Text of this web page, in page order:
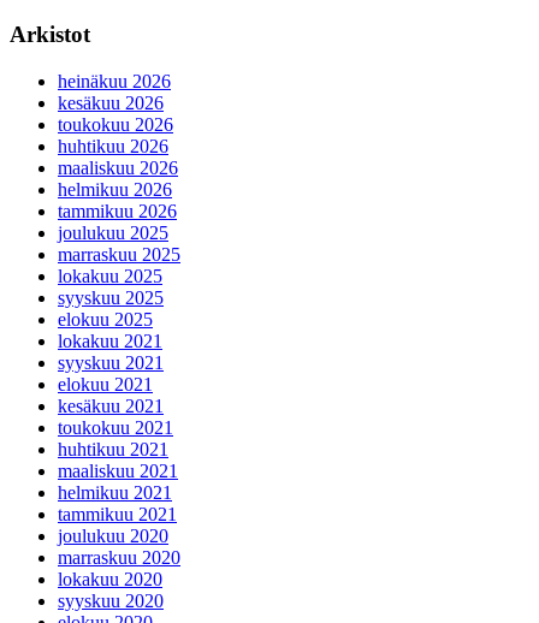
Arkistot
heinäkuu 2026
kesäkuu 2026
toukokuu 2026
huhtikuu 2026
maaliskuu 2026
helmikuu 2026
tammikuu 2026
joulukuu 2025
marraskuu 2025
lokakuu 2025
syyskuu 2025
elokuu 2025
lokakuu 2021
syyskuu 2021
elokuu 2021
kesäkuu 2021
toukokuu 2021
huhtikuu 2021
maaliskuu 2021
helmikuu 2021
tammikuu 2021
joulukuu 2020
marraskuu 2020
lokakuu 2020
syyskuu 2020